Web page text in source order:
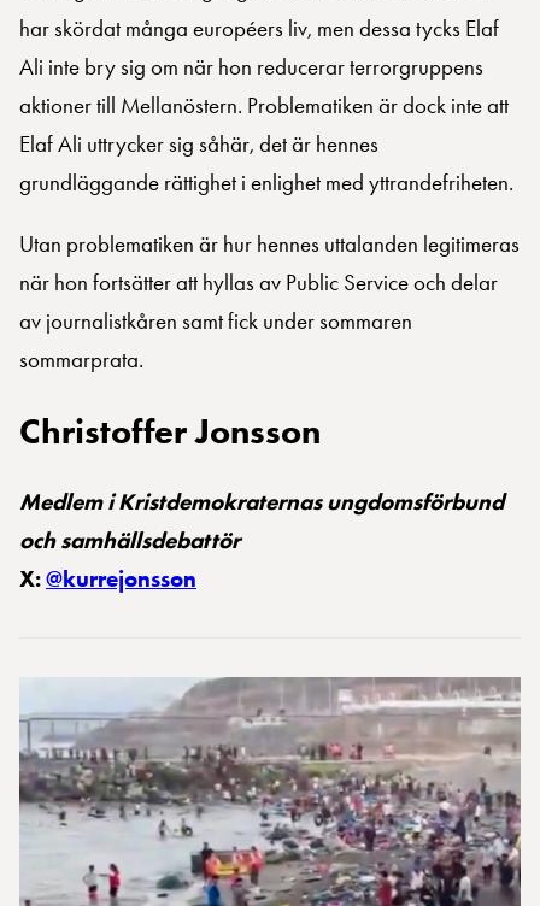
har skördat många européers liv, men dessa tycks Elaf
Ali inte bry sig om när hon reducerar terrorgruppens
aktioner till Mellanöstern. Problematiken är dock inte att
Elaf Ali uttrycker sig såhär, det är hennes
grundläggande rättighet i enlighet med yttrandefriheten.
Utan problematiken är hur hennes uttalanden legitimeras
när hon fortsätter att hyllas av Public Service och delar
av journalistkåren samt fick under sommaren
sommarprata.
Christoffer Jonsson
Medlem i Kristdemokraternas ungdomsförbund
och samhällsdebattör
X:@kurrejonsson